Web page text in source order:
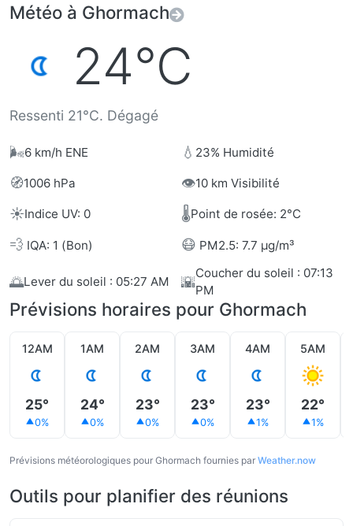
Météo à Ghormach
24°C
Ressenti 21°C. Dégagé
🌬️6 km/h ENE 💧 23% Humidité
🧭1006 hPa 👁️10 km Visibilité
☀️Indice UV: 0 🌡️Point de rosée: 2°C
💨 IQA: 1 (Bon) 😷 PM2.5: 7.7 µg/m³
🌅Lever du soleil : 05:27 AM 🌇Coucher du soleil : 07:13
PM
Prévisions horaires pour Ghormach
12AM
25°
0%
1AM
24°
0%
2AM
23°
0%
3AM
23°
0%
4AM
23°
1%
5AM
22°
1%
Prévisions météorologiques pour Ghormach fournies par Weather.now
Outils pour planifier des réunions